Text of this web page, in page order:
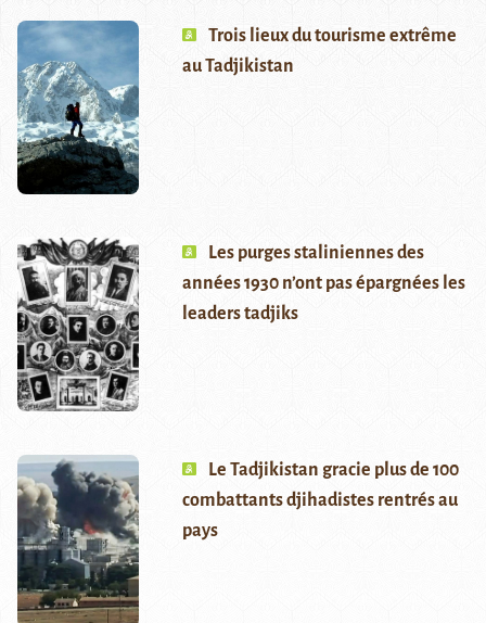
Trois lieux du tourisme extrême
au Tadjikistan
Les purges staliniennes des
années 1930 n’ont pas épargnées les
leaders tadjiks
Le Tadjikistan gracie plus de 100
combattants djihadistes rentrés au
pays